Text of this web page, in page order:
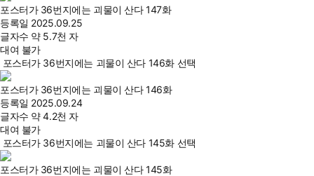
포스터가 36번지에는 괴물이 산다 147화
등록일 2025.09.25
글자수 약 5.7천 자
대여 불가
포스터가 36번지에는 괴물이 산다 146화 선택
포스터가 36번지에는 괴물이 산다 146화
등록일 2025.09.24
글자수 약 4.2천 자
대여 불가
포스터가 36번지에는 괴물이 산다 145화 선택
포스터가 36번지에는 괴물이 산다 145화